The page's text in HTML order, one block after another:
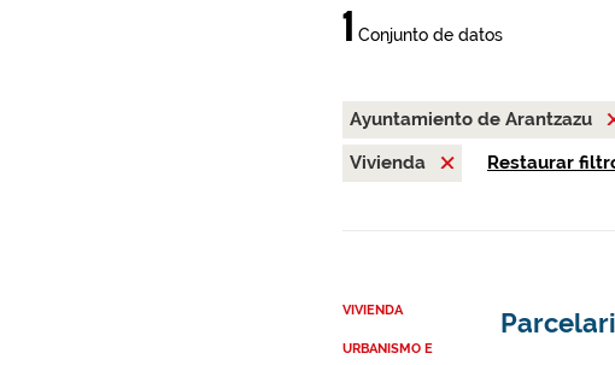
1 Conjunto de datos
Ayuntamiento de Arantzazu
Vivienda
Restaurar
VIVIENDA
URBANISMO E